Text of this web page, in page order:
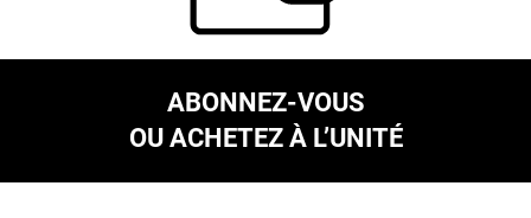
ABONNEZ-VOUS
OU ACHETEZ À L’UNITÉ